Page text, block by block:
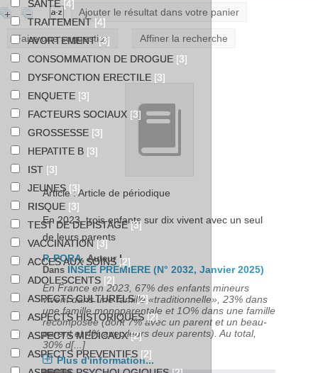
Ajouter le résultat dans votre panier
Faire une suggestion Affiner la recherche
Article : Article de périodique
En 2023, trois enfants sur dix vivent avec un seul
de leurs parents
P. PORA, Auteur |
Dans INSEE PREMIERE (N° 2032, Janvier 2025)
En France en 2023, 67% des enfants mineurs
vivent dans une famille «traditionnelle», 23% dans
une famille monoparentale et 1O% dans une famille
recomposée (dont 7% avec un parent et un beau-
parent et 4% avec leurs deux parents). Au total,
30% d[...]
Plus d'information...
SANTE[4]
TRAITEMENT [4]
AVORTEMENT[3]
CONSOMMATION DE DROGUE [3]
DYSFONCTION ERECTILE [3]
ENQUETE [3]
FACTEURS SOCIAUX [3]
GROSSESSE [3]
HEPATITE B [3]
IST [3]
JEUNES [3]
RISQUE [3]
TEST DE DEPISTAGE[3]
VACCINATION[3]
ACCES AUX SOINS [2]
ADOLESCENTS [2]
ASPECTS CULTURELS[2]
ASPECTS HISTORIQUES[2]
ASPECTS MEDICAUX[2]
ASPECTS PREVENTIFS [2]